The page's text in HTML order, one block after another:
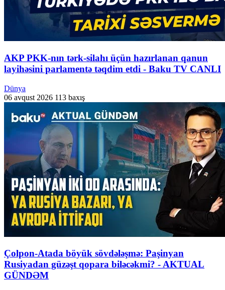
AKP PKK-nın tərk-silahı üçün hazırlanan qanun
layihəsini parlamentə təqdim etdi - Baku TV CANLI
Dünya
06 avqust 2026 113 baxış
Çolpon-Atada böyük sövdələşmə: Paşinyan
Rusiyadan güzəşt qopara biləcəkmi? - AKTUAL
GÜNDƏM